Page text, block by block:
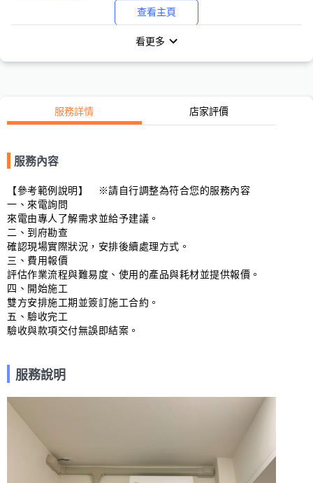
查看主頁
看更多
服務詳情 店家評價
服務內容
【參考範例說明】　※請自行調整為符合您的服務內容
一、來電詢問
來電由專人了解需求並給予建議。
二、到府勘查
確認現場實際狀況，安排後續處理方式。
三、費用報價
評估作業流程與難易度、使用的產品與耗材並提供報價。
四、開始施工
雙方安排施工期並簽訂施工合約。
五、驗收完工
驗收與款項交付無誤即結案。
服務說明